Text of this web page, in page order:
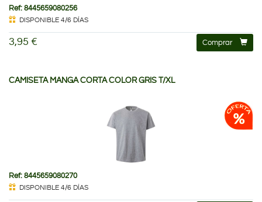
Ref: 8445659080256
DISPONIBLE 4/6 DÍAS
3,95 € Comprar
CAMISETA MANGA CORTA COLOR GRIS T/XL
Ref: 8445659080270
DISPONIBLE 4/6 DÍAS